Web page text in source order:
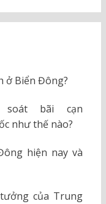
ở Biển Đông?
soát bãi cạn
như thế nào?
hiện nay và
của Trung